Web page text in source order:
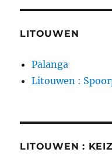
LITOUWEN
Palanga
Litouwen :
LITOUWEN :